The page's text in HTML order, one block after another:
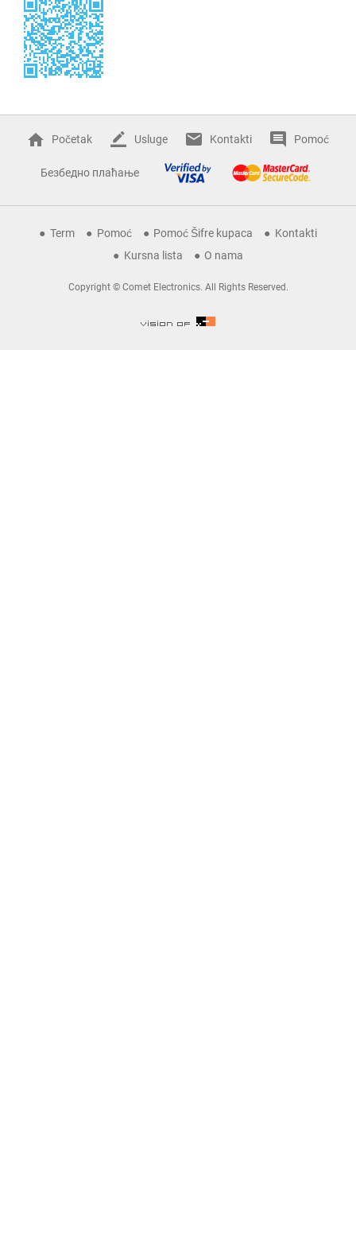
Početak Usluge Kontakti Pomoć
Безбедно плаћање
Term Pomoć Pomoć Šifre kupaca
Kontakti
Kursna lista
O nama
Copyright © Comet Electronics. All Rights Reserved.